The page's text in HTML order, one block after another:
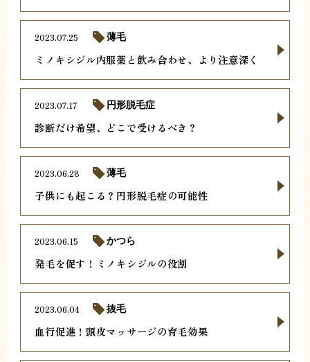
ミノキシジル内服薬と飲み合わせ、より注意深く
2023.07.25 薄毛
診断だけ希望、どこで受けるべき？
2023.07.17 円形脱毛症
子供にも起こる？円形脱毛症の可能性
2023.06.28 薄毛
発毛を促す！ミノキシジルの役割
2023.06.15 かつら
血行促進！頭皮マッサージの育毛効果
2023.06.04 抜毛